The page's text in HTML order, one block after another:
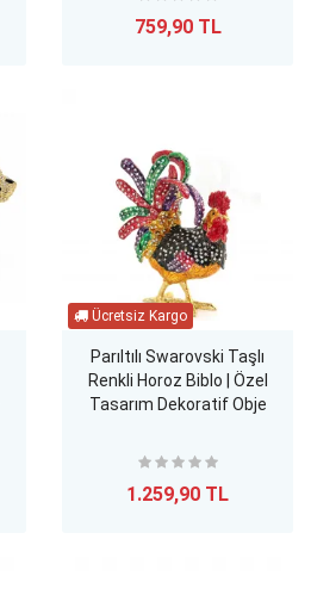
759,90 TL
Parıltılı Swarovski Taşlı
Renkli Horoz Biblo | Özel
Tasarım Dekoratif Obje
1.259,90 TL